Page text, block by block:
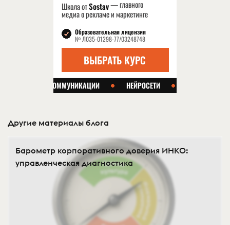
Другие материалы блога
Барометр корпоративного доверия ИНКО:
управленческая диагностика